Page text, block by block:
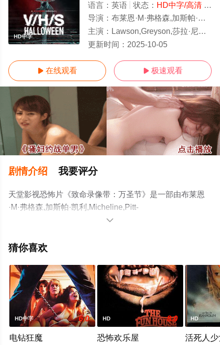
HD中字
语言： 英语 状态： HD中字/高清- 免费在线观看
导演： 布莱恩·M·弗格森,加斯帕·凯利,Micheline,Pitt-Norman,R.H.,Norman,亚历克斯·罗斯·派瑞,帕科·普拉萨,安娜·兹洛科维奇
主演： Lawson,Greyson,莎拉·尼克林,Jenna,Hogan,Isabella,Feliciana,Sean
更新时间： 2025-10-05
 在线观看  极速观看
剧情介绍 我要评分
天堂影视恐怖片《致命录像带：万圣节》是一部由布莱恩
·M·弗格森,加斯帕·凯利,Micheline,Pitt-
Norman,R.H.,Norman,亚历克斯·罗斯·派瑞,帕科·普拉萨,安
林
整版电影大全就上天堂电影网，更多相关信息可移步至豆
瓣电影、电视猫或剧情网等平台了解。

猜你喜欢
HD中字 6.0
电钻狂魔
HD 8.0
恐怖欢乐屋
HD
活死人